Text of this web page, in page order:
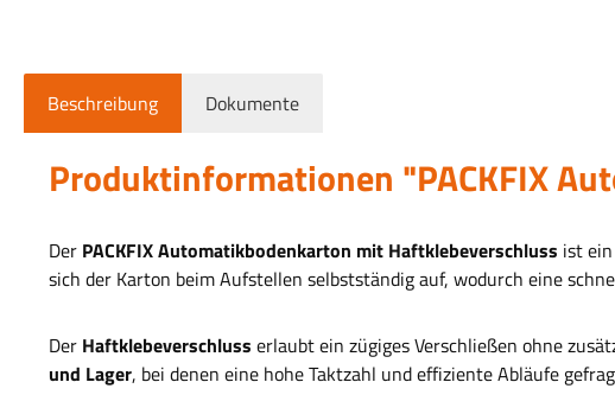
Beschreibung Dokumente
Produktinformationen "PACKFIX
Der PACKFIX Automatikbodenkarton mit Haftklebeverschluss ist
sich der Karton beim Aufstellen selbstständig auf, wodurch eine
Der Haftklebeverschluss erlaubt ein zügiges Verschließen ohne
und Lager, bei denen eine hohe Taktzahl und effiziente Abläufe